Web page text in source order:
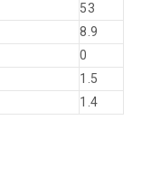
53
8.9
0
1.5
1.4